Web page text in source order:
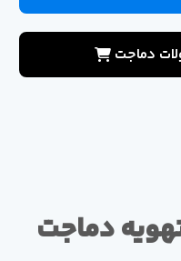
دماجت
دماجت